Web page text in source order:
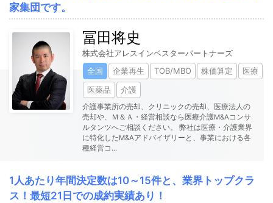
家集団です。
冨田将史
株式会社アレスインベスターパートナーズ
全国
企業再生 TOB/MBO 株価算定
医療
医薬品
介護
介護事業所の売却、クリニックの売却、医療法人の
売却や、Ｍ＆Ａ・経営相談なら医療介護M&Aコンサ
ルタンツへご相談ください。 弊社は医療・介護業界
に特化したM&Aアドバイザリーと、事業における各
種経営コ ...
1人あたり年間決定数は10～15件と、業界トップクラ
ス！最短21日での成約実績あり！